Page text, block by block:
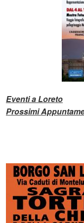
Eventi a Loreto
Prossimi